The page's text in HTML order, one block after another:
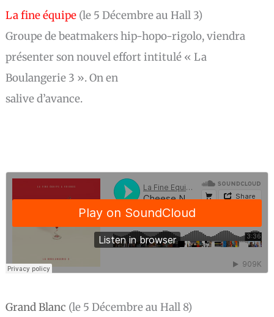
La fineéquipe (le 5 Décembre au Hall 3)
Groupe de beatmakers hip-hopo-rigolo, viendra
présenter son nouvel effort intitulé « La
Boulangerie 3 ». On en
salive d’avance.
Grand Blanc (le 5 Décembre au Hall 8)